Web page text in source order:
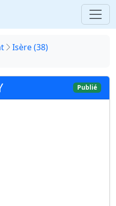
Isère (38)
Publié